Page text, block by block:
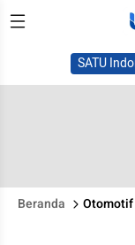
SATU
Beranda Otomotif